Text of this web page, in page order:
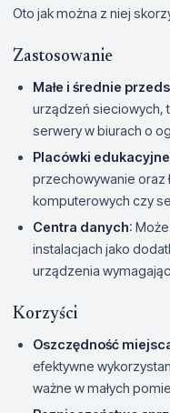
Oto jak można z niej
Zastosowanie
Małe i średnie
urządzeń sieciowych,
serwery w biurach o
Placówki edukacyjne
przechowywanie oraz
komputerowych czy
Centra danych:
instalacjach jako
urządzenia
Korzyści
Oszczędność
efektywne
ważne w małych